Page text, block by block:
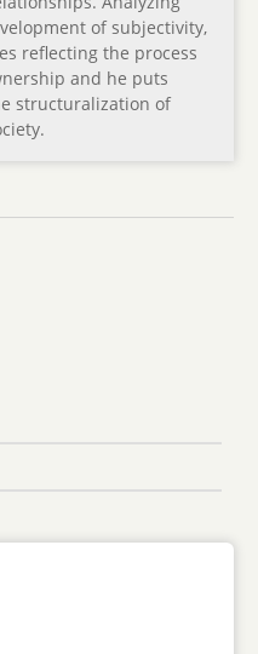
of subjectivity,
reflecting the process
and he puts
structuralization of